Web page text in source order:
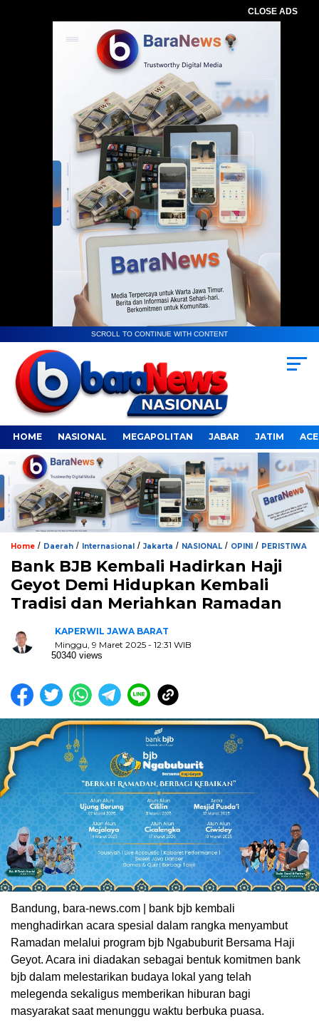
CLOSE ADS
SCROLL TO CONTINUE WITH CONTENT
HOME NASIONAL MEGAPOLITAN JABAR JATIM
Home / Daerah / Internasional / Jakarta / NASIONAL / OPINI / PERISTIWA
Bank BJB Kembali Hadirkan Haji
Geyot Demi Hidupkan Kembali
Tradisi dan Meriahkan Ramadan
KAPERWIL JAWA BARAT
Minggu, 9 Maret 2025 - 12:31 WIB
50340 views
Bandung, bara-news.com | bank bjb kembali
menghadirkan acara spesial dalam rangka menyambut
Ramadan melalui program bjb Ngabuburit Bersama Haji
Geyot. Acara ini diadakan sebagai bentuk komitmen bank
bjb dalam melestarikan budaya lokal yang telah
melegenda sekaligus memberikan hiburan bagi
masyarakat saat menunggu waktu berbuka puasa.